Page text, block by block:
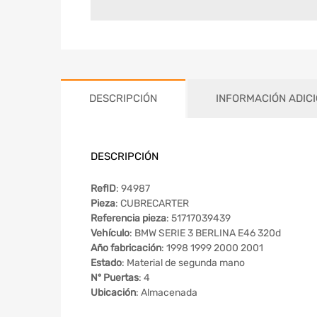
DESCRIPCIÓN INFORMACIÓN
DESCRIPCIÓN
RefID: 94987
Pieza: CUBRECARTER
Referencia pieza: 51717039439
Vehículo: BMW SERIE 3 BERLINA E46 320d
Año fabricación: 1998 1999 2000 2001
Estado: Material de segunda mano
Nº Puertas: 4
Ubicación: Almacenada